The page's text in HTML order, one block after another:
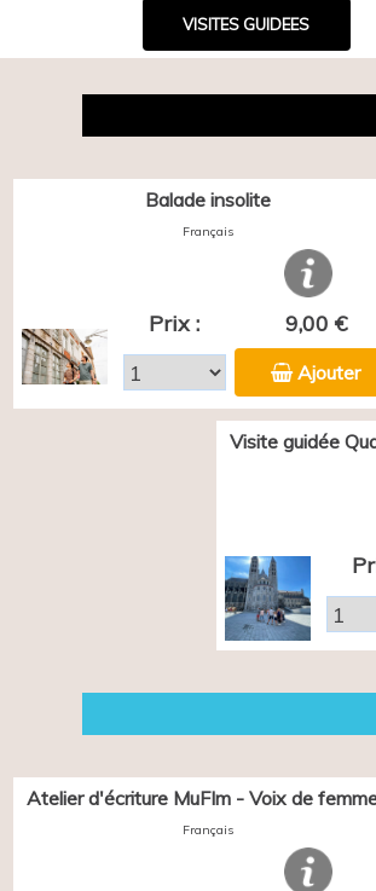
VISITES GUIDEES
Balade insolite
Français
Prix : 9,00 €
Ajouter
Visite guidée
Atelier d'écriture MuFIm - Voix de
Français